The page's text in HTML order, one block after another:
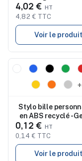
4,02 €
4,82 € TTC
Voir le produit
Nouveau
Stylo bille
en ABS recyclé -
0,12 €
0,14 € TTC
Voir le produit